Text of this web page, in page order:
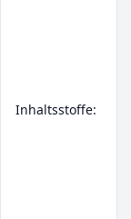
Inhaltsstoffe: